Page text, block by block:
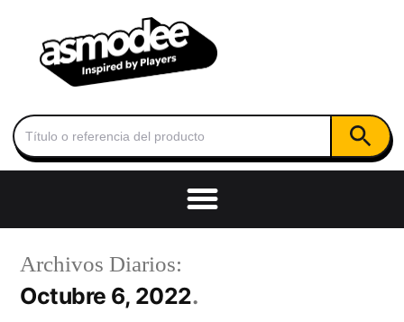
Buscar: Botón de
Archivos Diarios:
Octubre 6, 2022